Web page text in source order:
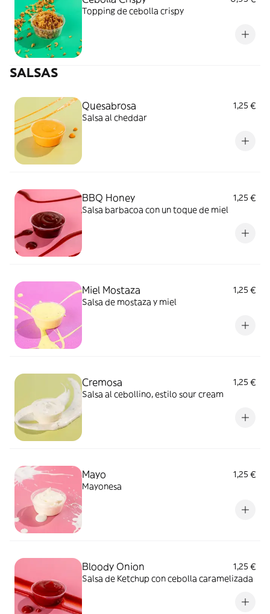
Topping de cebolla crispy
SALSAS
Quesabrosa
1,25 €
Salsa al cheddar
BBQ Honey
1,25 €
Salsa barbacoa con un toque de miel
Miel Mostaza
1,25 €
Salsa de mostaza y miel
Cremosa
1,25 €
Salsa al cebollino, estilo sour cream
Mayo
1,25 €
Mayonesa
Bloody Onion
1,25 €
Salsa de Ketchup con cebolla caramelizada